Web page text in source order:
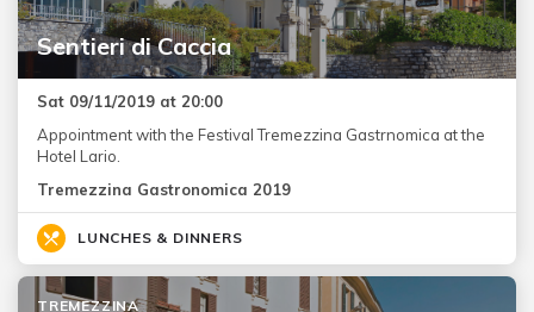
Sentieri di Caccia
Sat 09/11/2019 at 20:00
Appointment with the Festival Tremezzina Gastrnomica at the
Hotel Lario.
Tremezzina Gastronomica 2019
LUNCHES & DINNERS
TREMEZZINA